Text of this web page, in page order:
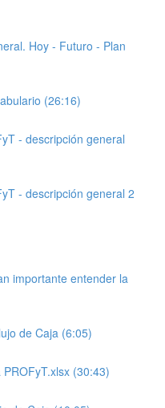
Hoy - Futuro - Plan
(26:16)
- descripción general
- descripción general 2
importante entender la
de Caja (6:05)
(30:43)